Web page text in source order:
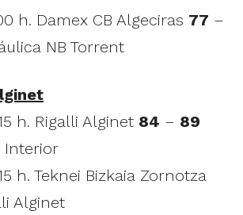
h. Damex CB Algeciras 77 –
NB Torrent
h. Rigalli Alginet 84 – 89
Interior
h. Teknei Bizkaia Zornotza
Alginet